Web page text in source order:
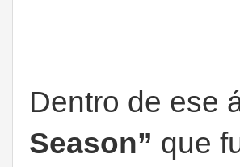
Dentro de ese
Season” que